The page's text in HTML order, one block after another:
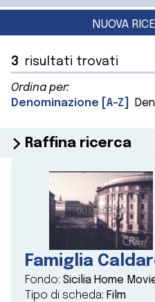
NUOVA
3 risultati trovati
Ordina per:
Denominazione [A-Z]
Raffina ricerca
Famiglia
Fondo: Sicilia Home
Tipo di scheda: Film